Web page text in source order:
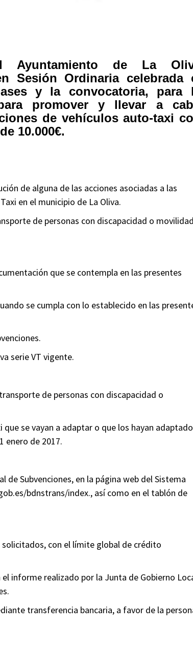
de La
Sesión Ordinaria celebrada
y la convocatoria, para
promover y llevar a
de vehículos auto-taxi
10.000€.
de alguna de las acciones asociadas a las
en el municipio de La Oliva.
de personas con discapacidad o
que se contempla en las presentes
se cumpla con lo establecido en las
serie VT vigente.
de personas con discapacidad o
se vayan a adaptar o que los hayan adaptado
enero de 2017.
de Subvenciones, en la página web del Sistema
bdnstrans/index., así como en el tablón de
solicitados, con el límite global de crédito
informe realizado por la Junta de Gobierno
transferencia bancaria, a favor de la